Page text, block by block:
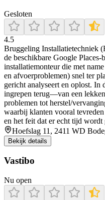
Gesloten
4.5
Bruggeling Installatietechniek
de beschikbare Google
installatiemonteur die met
en afvoerproblemen) snel ter
gericht analyseert en oplost. In
ingrepen terug—van een
problemen tot herstel/
waarbij klanten vooral
en het feit dat er echt tijd wordt
Hoefslag 11, 2411 WD
Bekijk details
Vastibo
Nu open